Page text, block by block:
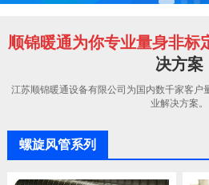
顺锦暖通为你专业量身非标
决方案
江苏顺锦暖通设备有限公司为国内数千家客户
业解决方案。
螺旋风管系列